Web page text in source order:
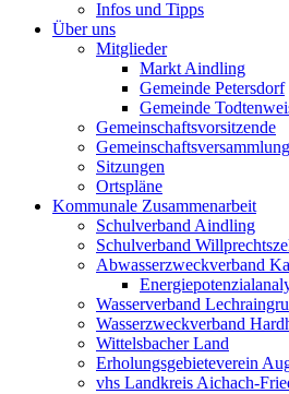
Infos und Tipps
Über uns
Mitglieder
Markt Aindling
Gemeinde Petersdorf
Gemeinde
Gemeinschaftsvorsitzende
Gemeinschaftsversammlung
Sitzungen
Ortspläne
Kommunale Zusammenarbeit
Schulverband Aindling
Schulverband
Abwasserzweckverband
Wasserverband
Wasserzweckverband
Wittelsbacher Land
Erholungsgebieteverein
vhs Landkreis Aichach-